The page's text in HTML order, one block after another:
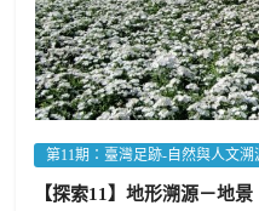
第11期：臺灣足跡-自然與人文溯
【探索11】地形溯源－地